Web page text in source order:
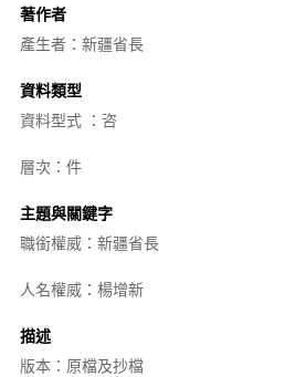
著作者
產生者：新疆省長
資料類型
資料型式 ：咨
層次：件
主題與關鍵字
職銜權威：新疆省長
人名權威：楊增新
描述
版本：原檔及抄檔